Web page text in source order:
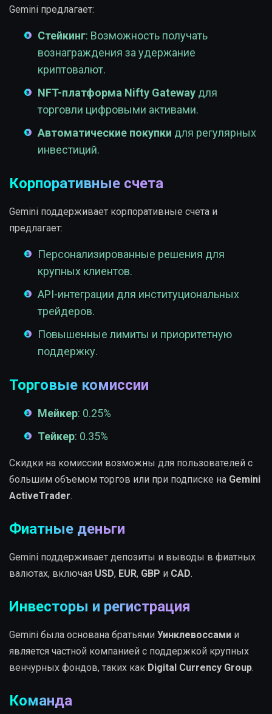
Gemini предлагает:
Стейкинг: Возможность получать
вознаграждения за удержание
криптовалют.
NFT-платформа Nifty Gateway для
торговли цифровыми активами.
Автоматические покупки для регулярных
инвестиций.
Корпоративные счета
Gemini поддерживает корпоративные счета и
предлагает:
Персонализированные решения для
крупных клиентов.
API-интеграции для институциональных
трейдеров.
Повышенные лимиты и приоритетную
поддержку.
Торговые комиссии
Мейкер: 0.25%
Тейкер: 0.35%
Скидки на комиссии возможны для пользователей с
большим объемом торгов или при подписке на Gemini
ActiveTrader.
Фиатные деньги
Gemini поддерживает депозиты и выводы в фиатных
валютах, включая USD, EUR, GBP и CAD.
Инвесторы и регистрация
Gemini была основана братьями Уинклевоссами и
является частной компанией с поддержкой крупных
венчурных фондов, таких как Digital Currency Group.
Команда